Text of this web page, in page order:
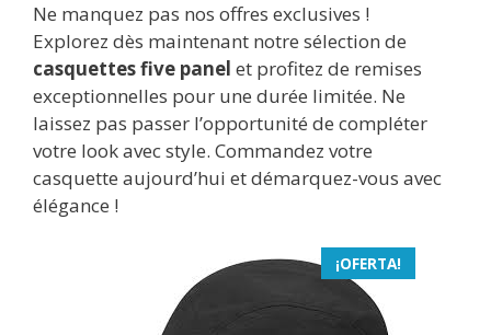
Ne manquez pas nos offres exclusives !
Explorez dès maintenant notre sélection de
casquettes five panel et profitez de remises
exceptionnelles pour une durée limitée. Ne
laissez pas passer l’opportunité de compléter
votre look avec style. Commandez votre
casquette aujourd’hui et démarquez-vous avec
élégance !
¡OFERTA!